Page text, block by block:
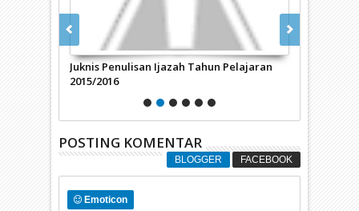
Juknis Penulisan Ijazah Tahun Pelajaran
2015/2016
POSTING KOMENTAR
BLOGGER FACEBOOK
Emoticon